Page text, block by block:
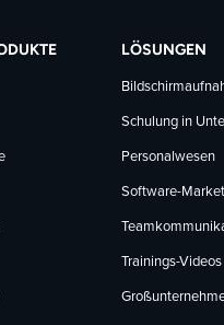
LÖSUNGEN
Schulung in
Personalwesen
Software-
Trainings-Videos